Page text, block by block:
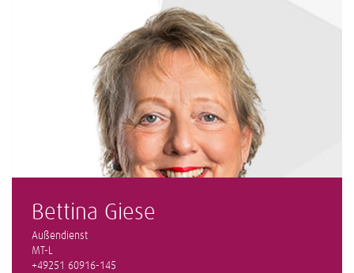
Bettina Giese
Außendienst
MT-L
+49251 60916-145